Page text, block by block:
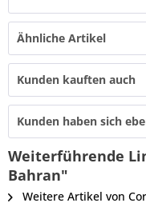
Ähnliche Artikel
Kunden kauften auch
Kunden haben sich
Weiterführende
Bahran"
Weitere Artikel von